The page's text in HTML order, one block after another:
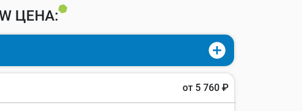
ЦЕНА:
от 5 760 ₽